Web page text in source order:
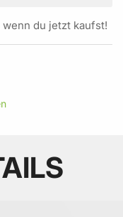
du jetzt kaufst!